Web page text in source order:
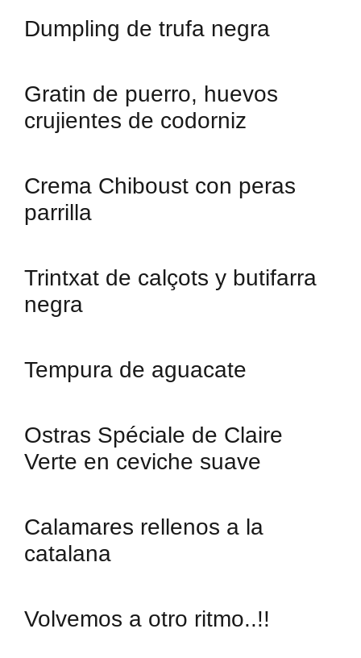
Dumpling de trufa negra
Gratin de puerro, huevos
crujientes de codorniz
Crema Chiboust con peras
parrilla
Trintxat de calçots y butifarra
negra
Tempura de aguacate
Ostras Spéciale de Claire
Verte en ceviche suave
Calamares rellenos a la
catalana
Volvemos a otro ritmo..!!